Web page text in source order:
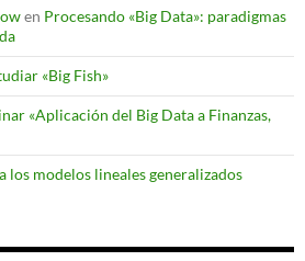
en Procesando «Big Data»: paradigmas
«Big Fish»
«Aplicación del Big Data a Finanzas,
los modelos lineales generalizados